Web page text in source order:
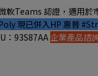
軟Teams 認證，適用於
現已併入HP 惠普
：93S87AA 企業產品諮